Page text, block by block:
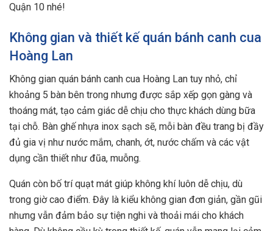
Quận 10 nhé!
Không gian và thiết kế quán bánh canh cua
Hoàng Lan
Không gian quán bánh canh cua Hoàng Lan tuy nhỏ, chỉ
khoảng 5 bàn bên trong nhưng được sắp xếp gọn gàng và
thoáng mát, tạo cảm giác dễ chịu cho thực khách dùng bữa
tại chỗ. Bàn ghế nhựa inox sạch sẽ, mỗi bàn đều trang bị đầy
đủ gia vị như nước mắm, chanh, ớt, nước chấm và các vật
dụng cần thiết như đũa, muỗng.
Quán còn bố trí quạt mát giúp không khí luôn dễ chịu, dù
trong giờ cao điểm. Đây là kiểu không gian đơn giản, gần gũi
nhưng vẫn đảm bảo sự tiện nghi và thoải mái cho khách